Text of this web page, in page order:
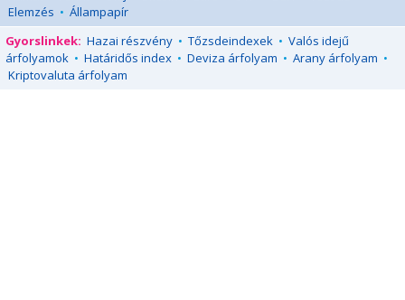
Elemzés • Állampapír
Gyorslinkek: Hazai részvény • Tőzsdeindexek • Valós idejű
árfolyamok • Határidős index • Deviza árfolyam • Arany árfolyam •
Kriptovaluta árfolyam